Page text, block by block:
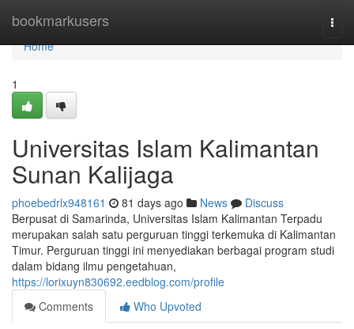
bookmarkusers
Home
Home
1
Universitas Islam Kalimantan
Sunan Kalijaga
phoebedrlx948161 81 days ago News
Discuss
Berpusat di Samarinda, Universitas Islam Kalimantan Terpadu
merupakan salah satu perguruan tinggi terkemuka di Kalimantan
Timur. Perguruan tinggi ini menyediakan berbagai program studi
dalam bidang ilmu pengetahuan,
https://lorixuyn830692.eedblog.com/profile
Comments
Who Upvoted